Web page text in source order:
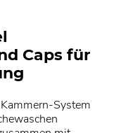
Caps für
System